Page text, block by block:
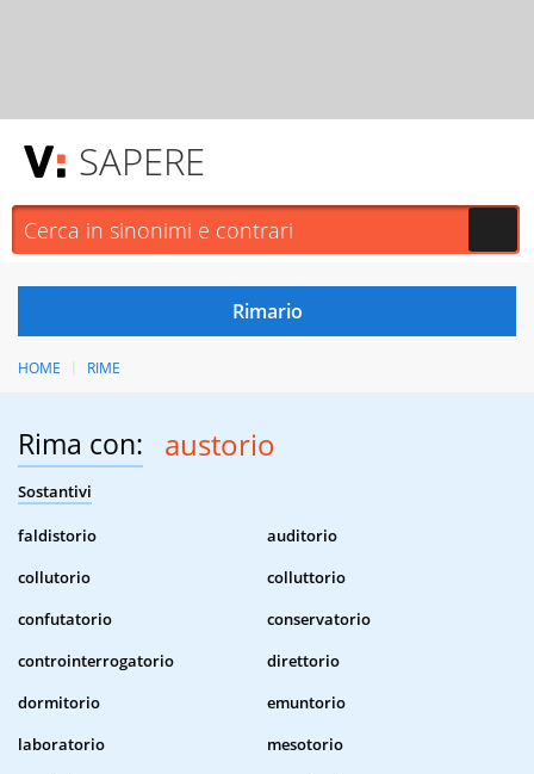
SAPERE
HOME RIME
Rima con: austorio
Sostantivi
faldistorio
auditorio
collutorio
colluttorio
confutatorio
conservatorio
controinterrogatorio
direttorio
dormitorio
emuntorio
laboratorio
mesotorio